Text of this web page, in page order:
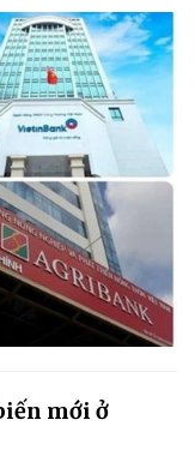
mới ở